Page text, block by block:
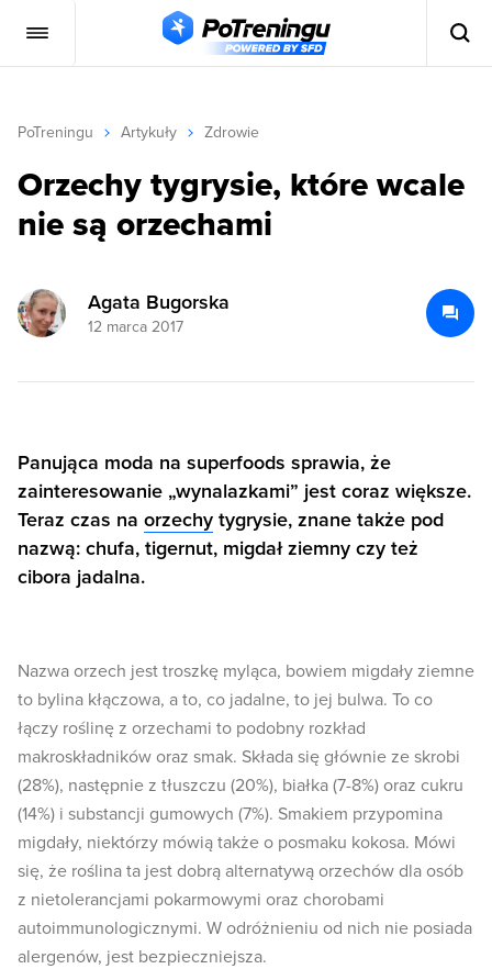
PoTreningu Artykuły Zdrowie
Orzechy tygrysie, które wcale
nie są orzechami
Agata Bugorska
12 marca 2017
Panująca moda na superfoods sprawia, że
zainteresowanie „wynalazkami” jest coraz większe.
Teraz czas na orzechy tygrysie, znane także pod
nazwą: chufa, tigernut, migdał ziemny czy też
cibora jadalna.
Nazwa orzech jest troszkę myląca, bowiem migdały ziemne
to bylina kłączowa, a to, co jadalne, to jej bulwa. To co
łączy roślinę z orzechami to podobny rozkład
makroskładników oraz smak. Składa się głównie ze skrobi
(28%), następnie z tłuszczu (20%), białka (7-8%) oraz cukru
(14%) i substancji gumowych (7%). Smakiem przypomina
migdały, niektórzy mówią także o posmaku kokosa. Mówi
się, że roślina ta jest dobrą alternatywą orzechów dla osób
z nietolerancjami pokarmowymi oraz chorobami
autoimmunologicznymi. W odróżnieniu od nich nie posiada
alergenów, jest bezpieczniejsza.